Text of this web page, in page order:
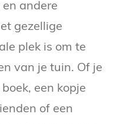
andere
gezellige
plek is om te
van je tuin. Of je
een kopje
of een